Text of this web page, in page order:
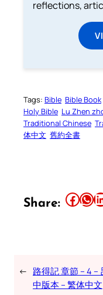
reflections,
Tags: Bible Bible Book
Holy Bible Lu Zhen
Traditional Chinese
体中文 舊約全書
Share: Share this article on Facebook Share this article on WhatsApp Share this article on LinkedIn
← 路得記 章節 – 4 –
中版本 – 繁体中文